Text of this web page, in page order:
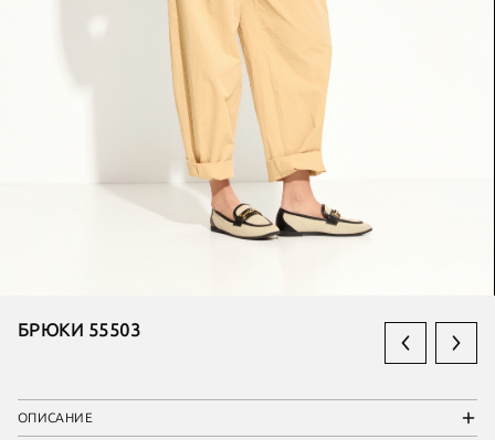
БРЮКИ 55503
ОПИСАНИЕ